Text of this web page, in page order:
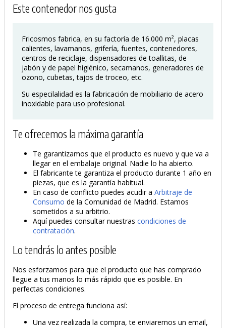
Este contenedor nos gusta
Fricosmos fabrica, en su factoría de 16.000 m², placas
calientes, lavamanos, grifería, fuentes, contenedores,
centros de reciclaje, dispensadores de toallitas, de
jabón y de papel higiénico, secamanos, generadores de
ozono, cubetas, tajos de troceo, etc.
Su especilalidad es la fabricación de mobiliario de acero
inoxidable para uso profesional.
Te ofrecemos la máxima garantía
Te garantizamos que el producto es nuevo y que va a
llegar en el embalaje original. Nadie lo ha abierto.
El fabricante te garantiza el producto durante 1 año en
piezas, que es la garantía habitual.
En caso de conflicto puedes acudir aArbitraje de
Consumo de la Comunidad de Madrid. Estamos
sometidos a su arbitrio.
Aquí puedes consultar nuestrascondiciones de
contratación.
Lo tendrás lo antes posible
Nos esforzamos para que el producto que has comprado
llegue a tus manos lo más rápido que es posible. En
perfectas condiciones.
El proceso de entrega funciona así:
Una vez realizada la compra, te enviaremos un email,